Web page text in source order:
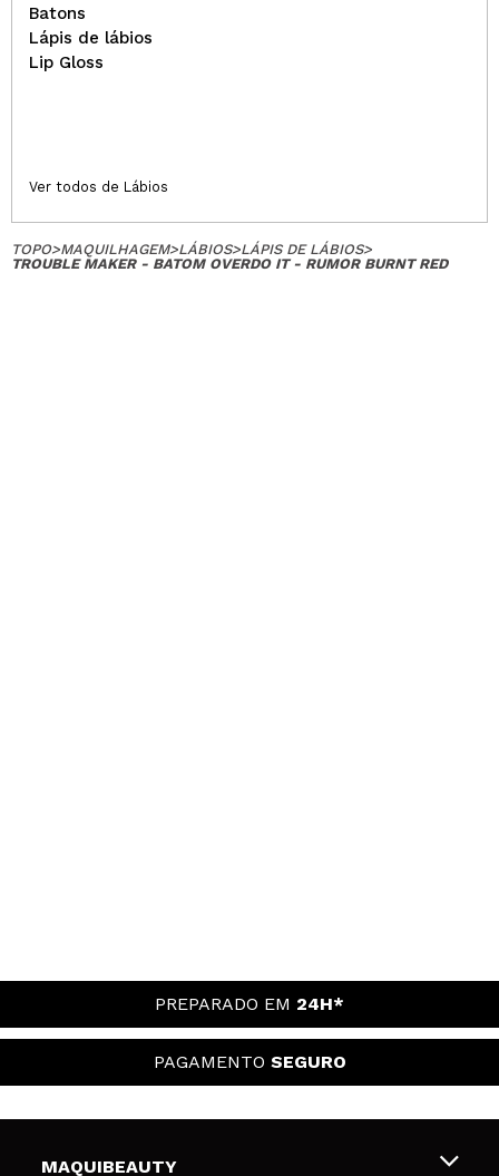
Batons
Lápis de lábios
Lip Gloss
Ver todos de Lábios
TOPO>MAQUILHAGEM>LÁBIOS>LÁPIS DE LÁBIOS>
TROUBLE MAKER - BATOM OVERDO IT - RUMOR BURNT RED
PREPARADO EM 24H*
PAGAMENTO SEGURO
MAQUIBEAUTY